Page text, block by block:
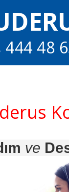
444 48
ve